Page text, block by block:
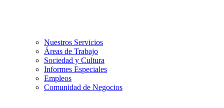
Nuestros Servicios
Áreas de Trabajo
Sociedad y Cultura
Informes Especiales
Empleos
Comunidad de Negocios